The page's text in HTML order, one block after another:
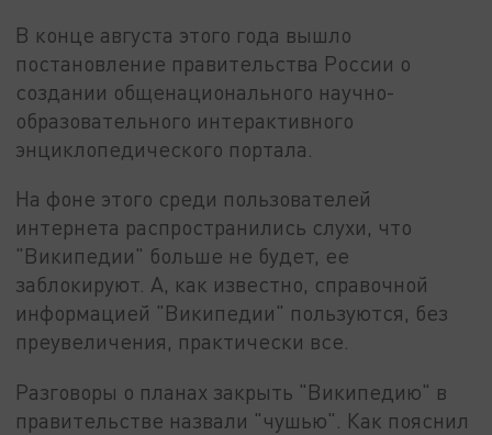
В конце августа этого года вышло
постановление правительства России о
создании общенационального научно-
образовательного интерактивного
энциклопедического портала.
На фоне этого среди пользователей
интернета распространились слухи, что
"Википедии" больше не будет, ее
заблокируют. А, как известно, справочной
информацией "Википедии" пользуются, без
преувеличения, практически все.
Разговоры о планах закрыть "Википедию" в
правительстве назвали "чушью". Как пояснил